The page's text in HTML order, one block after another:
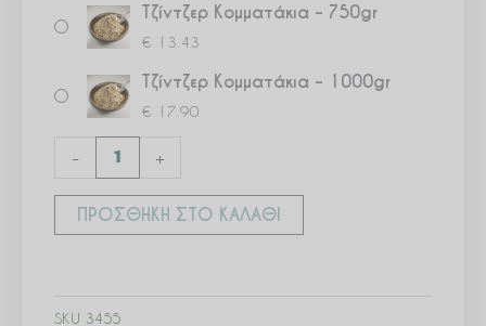
Τζίντζερ Κομματάκια – 750gr
€ 13.43
Τζίντζερ Κομματάκια – 1000gr
€ 17.90
- +
ΠΡΟΣΘΉΚΗ ΣΤΟ ΚΑΛΆΘΙ
SKU 3455